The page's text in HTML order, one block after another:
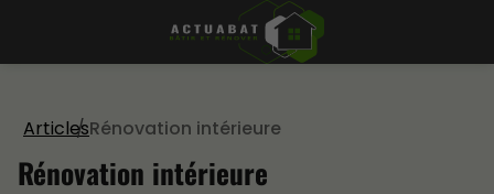
ArticlesRénovation intérieure
Rénovation intérieure